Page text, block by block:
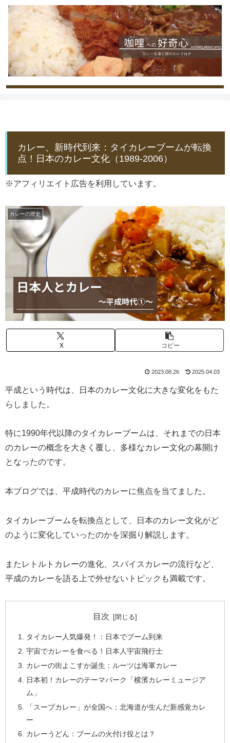
カレー、新時代到来：タイカレーブームが転換
点！日本のカレー文化（1989-2006）
※アフィリエイト広告を利用しています。
カレーの歴史
X コピー
2023.08.26 2025.04.03
平成という時代は、日本のカレー文化に大きな変化をもた
らしました。
特に1990年代以降のタイカレーブームは、それまでの日本
のカレーの概念を大きく覆し、多様なカレー文化の幕開け
となったのです。
本ブログでは、平成時代のカレーに焦点を当てました。
タイカレーブームを転換点として、日本のカレー文化がど
のように変化していったのかを深掘り解説します。
またレトルトカレーの進化、スパイスカレーの流行など、
平成のカレーを語る上で外せないトピックも満載です。
目次
タイカレー人気爆発！：日本でブーム到来
宇宙でカレーを食べる！日本人宇宙飛行士
カレーの街よこすか誕生：ルーツは海軍カレー
日本初！カレーのテーマパーク「横濱カレーミュージア
ム」
「スープカレー」が全国へ：北海道が生んだ新感覚カレ
ー
カレーうどん：ブームの火付け役とは？